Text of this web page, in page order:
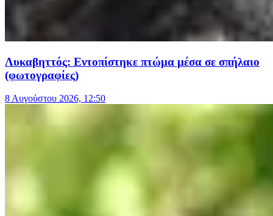
Λυκαβηττός: Εντοπίστηκε πτώμα μέσα σε σπήλαιο
(φωτογραφίες)
8 Αυγούστου 2026, 12:50